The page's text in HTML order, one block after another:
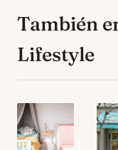
También
Lifestyle